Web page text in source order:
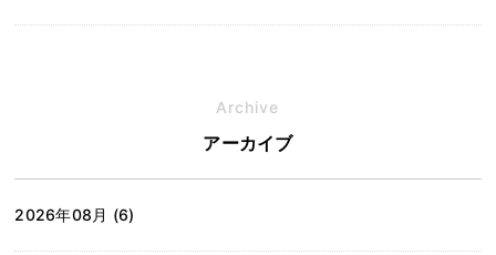
Archive
アーカイブ
2026年08月 (6)